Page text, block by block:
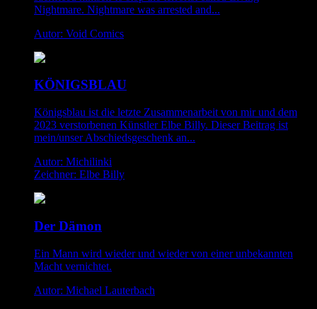
Nightmare. Nightmare was arrested and...
Autor: Void Comics
KÖNIGSBLAU
Königsblau ist die letzte Zusammenarbeit von mir und dem
2023 verstorbenen Künstler Elbe Billy. Dieser Beitrag ist
mein/unser Abschiedsgeschenk an...
Autor: Michilinki
Zeichner: Elbe Billy
Der Dämon
Ein Mann wird wieder und wieder von einer unbekannten
Macht vernichtet.
Autor: Michael Lauterbach